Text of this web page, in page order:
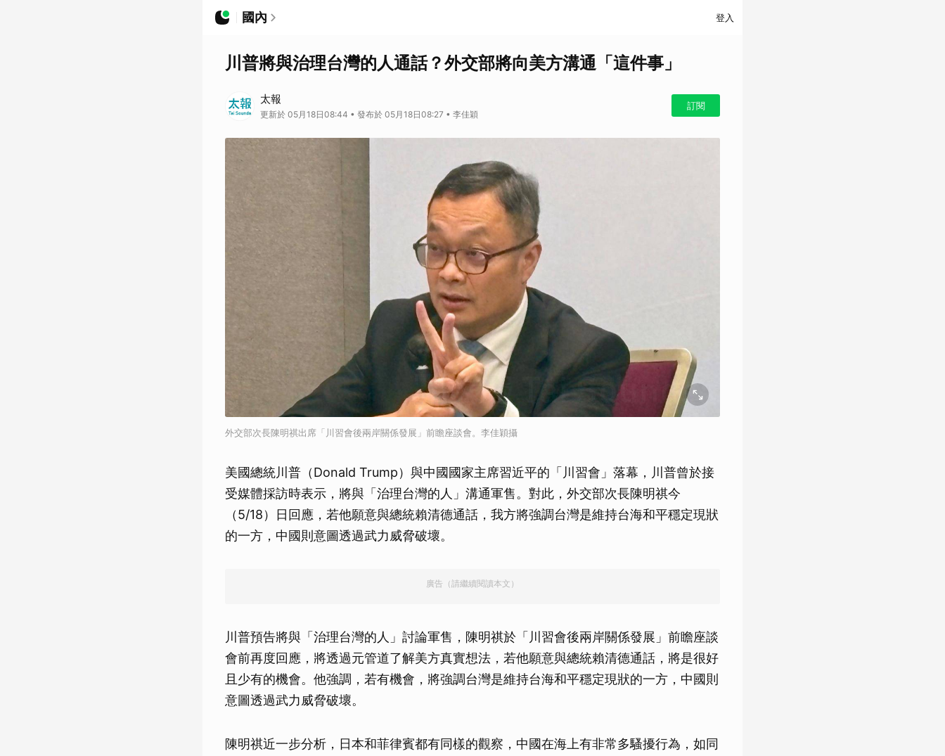
國內 登入
川普將與治理台灣的人通話？外交部將向美方溝通「這件事」
太報
更新於 05月18日08:44 • 發布於 05月18日08:27 • 李佳穎
訂閱
外交部次長陳明祺出席「川習會後兩岸關係發展」前瞻座談會。李佳穎攝
美國總統川普（Donald Trump）與中國國家主席習近平的「川習會」落幕，川普曾於接
受媒體採訪時表示，將與「治理台灣的人」溝通軍售。對此，外交部次長陳明祺今
（5/18）日回應，若他願意與總統賴清德通話，我方將強調台灣是維持台海和平穩定現狀
的一方，中國則意圖透過武力威脅破壞。
廣告（請繼續閱讀本文）
川普預告將與「治理台灣的人」討論軍售，陳明祺於「川習會後兩岸關係發展」前瞻座談
會前再度回應，將透過元管道了解美方真實想法，若他願意與總統賴清德通話，將是很好
且少有的機會。他強調，若有機會，將強調台灣是維持台海和平穩定現狀的一方，中國則
意圖透過武力威脅破壞。
陳明祺近一步分析，日本和菲律賓都有同樣的觀察，中國在海上有非常多騷擾行為，如同